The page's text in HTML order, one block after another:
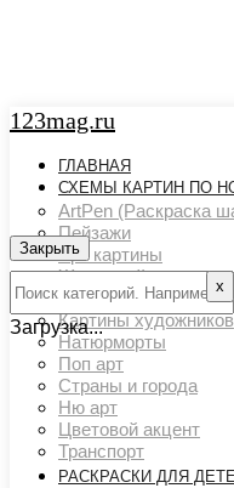
123mag.ru
ГЛАВНАЯ
СХЕМЫ КАРТИН ПО
ArtPen (Раскраска
Пейзажи
Арт картины
Животный мир
Люди
Картины художников
Натюрморты
Поп арт
Страны и города
Ню арт
Цветовой акцент
Транспорт
РАСКРАСКИ ДЛЯ
Закрыть
х
Загрузка...